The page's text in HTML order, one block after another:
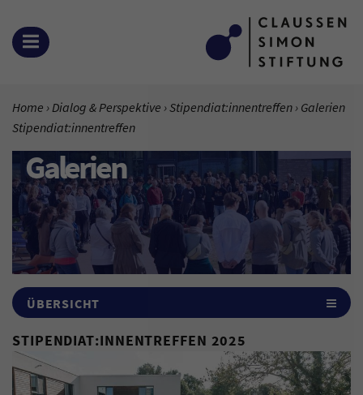
Zum Inhalt springen
MENÜ ÖFFNEN
SIE BEFINDEN SICH HIER:
Home Dialog & Perspektive Stipendiat:innentreffen Aktuelle
Galerien
Stipendiat:innentreffen
Galerien
ÜBERSICHT
STIPENDIAT:INNENTREFFEN 2025